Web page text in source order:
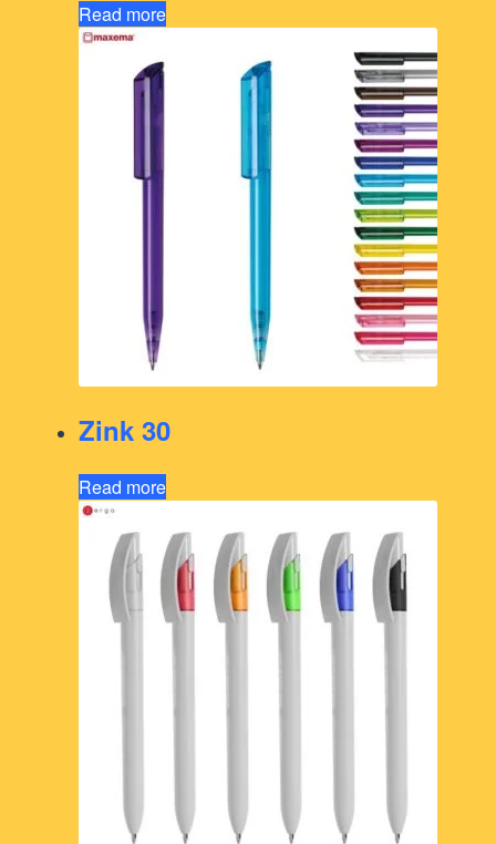
Read more
Zink 30
Read more